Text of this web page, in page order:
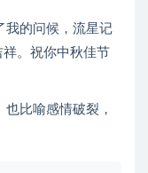
我的问候，流星记
。祝你中秋佳节
比喻感情破裂，